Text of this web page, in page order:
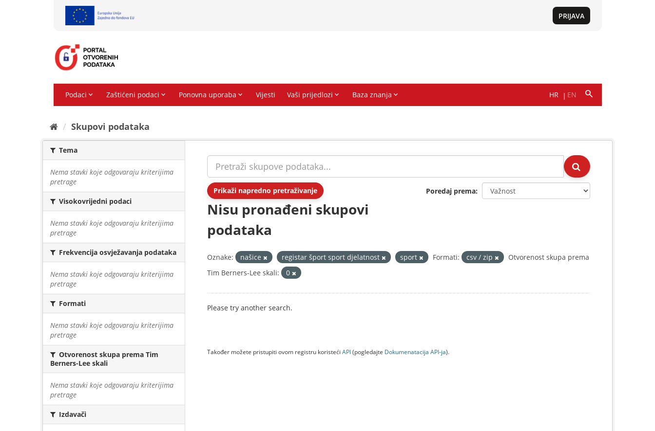
Skupovi podаtаkа
Tema
Nema stavki koje odgovaraju kriterijima
pretrage
Visokovrijedni podaci
Nema stavki koje odgovaraju kriterijima
pretrage
Frekvencija osvježavanja podataka
Nema stavki koje odgovaraju kriterijima
pretrage
Formati
Nema stavki koje odgovaraju kriterijima
pretrage
Otvorenost skupa prema Tim
Berners-Lee skali
Nema stavki koje odgovaraju kriterijima
pretrage
Izdavači
Prikaži napredno pretraživanje Poredaj prema
Nisu pronađeni skupovi
podataka
Oznake: našice registar šport sport djelatnost sport Formati: csv / zip
Otvorenost skupa prema
Tim Berners-Lee skali:
0
Please try another search.
Također možete pristupiti ovom registru koristeći API(pogledajte Dokumenаtаcijа API-jа).